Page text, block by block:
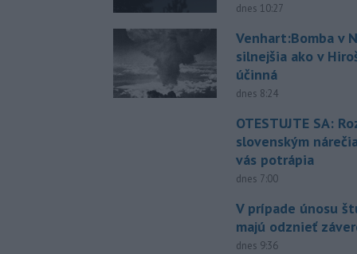
dnes 10:27
Venhart:Bomba v
silnejšia ako v
účinná
dnes 8:24
OTESTUJTE SA:
slovenským
vás potrápia
dnes 7:00
V prípade únosu
majú odznieť
dnes 9:36